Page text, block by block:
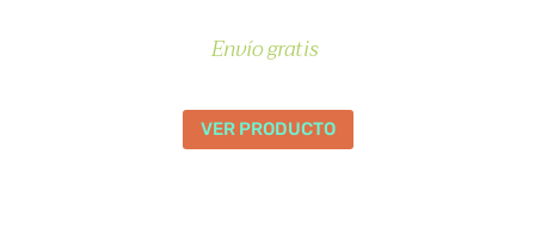
Envío gratis
VER PRODUCTO